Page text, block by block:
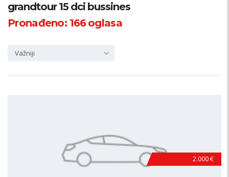
Županija
grandtour 15 dci bussines
Pronađeno: 166oglasa
Važniji
2.000 €